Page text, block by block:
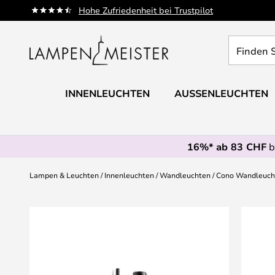
Hohe Zufriedenheit bei Trustpilot
Zum
Inhalt
Sie
Leuchte...
INNENLEUCHTEN AUSSENLEUCHTEN
16%* ab 83 CHF
Lampen & Leuchten Innenleuchten Wandleuchten Cono